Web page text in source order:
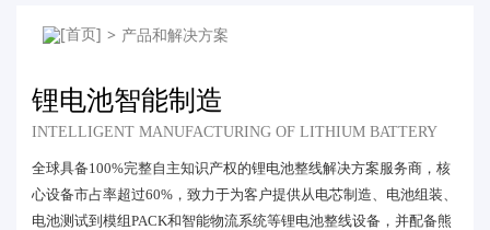
> 产品和解决方案
锂电池智能制造
INTELLIGENT MANUFACTURING OF LITHIUM BATTERY
全球具备100%完整自主知识产权的锂电池整线解决方案服务商，核
心设备市占率超过60%，致力于为客户提供从电芯制造、电池组装、
电池测试到模组PACK和智能物流系统等锂电池整线设备，并配备熊